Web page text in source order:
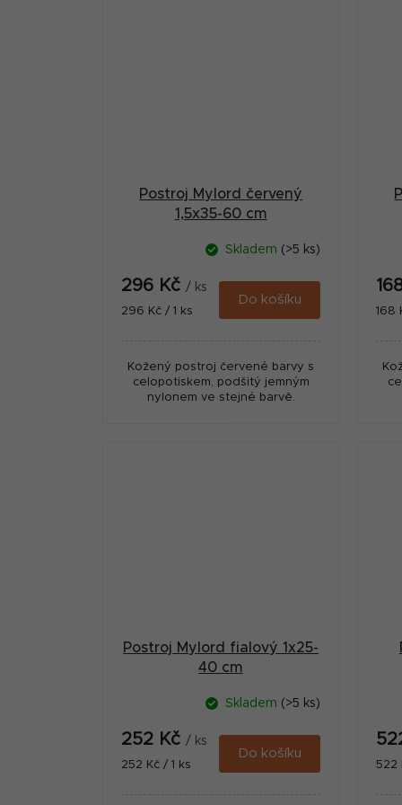
Postroj Mylord červený
1,5x35-60 cm
Skladem (>5 ks)
296 Kč / ks
Měrná
296 Kč / 1 ks
Do košíku
Kožený postroj červené barvy s
celopotiskem, podšitý jemným
nylonem ve stejné barvě.
168
Postroj Mylord fialový 1x25-
40 cm
Skladem (>5 ks)
252 Kč / ks
Měrná
252 Kč / 1 ks
Do košíku
522